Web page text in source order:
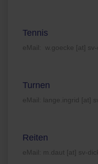
Tennis
eMail: w.goecke [at]
Turnen
eMail: lange.ingrid [at]
Reiten
eMail: m.daut [at] sv-